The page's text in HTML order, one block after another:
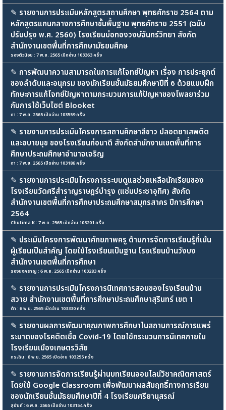
✎ รายงานการประเมินหลักสูตรสถานศึกษา พุทธศักราช 2564 ตาม
หลักสูตรแกนกลางการศึกษาขั้นพื้นฐาน พุทธศักราช 2551 (ฉบับ
ปรับปรุง พ.ศ. 2560) โรงเรียนบ่อทองวงษ์จันทร์วิทยา สังกัด
สำนักงานเขตพื้นที่การศึกษามัธยมศึกษ
รองตัวน้อย : 7 พ.ย. 2565 เปิดอ่าน 103363 ครั้ง
✎ การพัฒนาความสามารถในการแก้โจทย์ปัญหา เรื่อง การประยุกต์
ของลำดับและอนุกรม ของนักเรียนชั้นมัธยมศึกษาปีที่ 6 ด้วยแบบฝึก
ทักษะการแก้โจทย์ปัญหาตามกระบวนการแก้ปัญหาของโพลยาร่วม
กับการใช้เว็บไซต์ Blooket
ดา : 7 พ.ย. 2565 เปิดอ่าน 103559 ครั้ง
✎ รายงานการประเมินโครงการสถานศึกษาสีขาว ปลอดยาเสพติด
และอบายมุข ของโรงเรียนก่อนาดี สังกัดสำนักงานเขตพื้นที่การ
ศึกษาประถมศึกษาอำนาจเจริญ
ดา : 7 พ.ย. 2565 เปิดอ่าน 103186 ครั้ง
✎ รายงานการประเมินโครงการระบบดูแลช่วยเหลือนักเรียนของ
โรงเรียนวัดศรีสำราญราษฎร์บำรุง (แช่มประชาอุทิศ) สังกัด
สำนักงานเขตพื้นที่การศึกษาประถมศึกษาสมุทรสาคร ปีการศึกษา
2564
Chutima K : 7 พ.ย. 2565 เปิดอ่าน 103201 ครั้ง
✎ ประเมินโครงการพัฒนาศักยภาพครู ด้านการจัดการเรียนรู้ที่เน้น
ผู้เรียนเป็นสำคัญ โดยใช้โรงเรียนเป็นฐาน โรงเรียนบ้านวังบง
สำนักงานเขตพื้นที่การศึกษา
รองนงคราญ : 6 พ.ย. 2565 เปิดอ่าน 103283 ครั้ง
✎ รายงานการประเมินโครงการนิเทศการสอนของโรงเรียนบ้าน
สวาย สำนักงานเขตพื้นที่การศึกษาประถมศึกษาสุรินทร์ เขต 1
ต้า : 6 พ.ย. 2565 เปิดอ่าน 103330 ครั้ง
✎ รายงานผลการพัฒนาคุณภาพการศึกษาในสถานการณ์การแพร่
ระบาดของโรคติดเชื้อ Covid-19 โดยใช้กระบวนการนิเทศภายใน
โรงเรียนเมืองเกษตรวิสัย
กระถิน : 6 พ.ย. 2565 เปิดอ่าน 103255 ครั้ง
✎ รายงานการจัดการเรียนรู้ผ่านบทเรียนออนไลน์วิชาคณิตศาสตร์
โดยใช้ Google Classroom เพื่อพัฒนาผลสัมฤทธิ์ทางการเรียน
ของนักเรียนชั้นมัธยมศึกษาปีที่ 4 โรงเรียนศรียานุสรณ์
สุนันท์ : 6 พ.ย. 2565 เปิดอ่าน 103154 ครั้ง